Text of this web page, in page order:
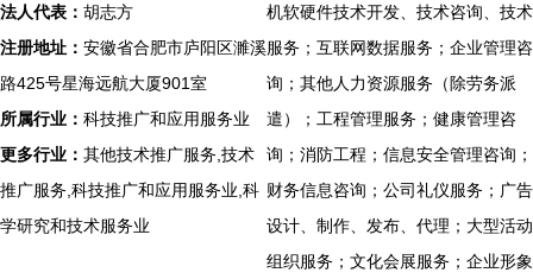
法人代表： 胡志方
注册地址： 安徽省合肥市庐阳区濉溪
路425号星海远航大厦901室
所属行业： 科技推广和应用服务业
更多行业： 其他技术推广服务,技术
推广服务,科技推广和应用服务业,科
学研究和技术服务业
机软硬件技术开发、技术咨询、技术
服务；互联网数据服务；企业管理咨
询；其他人力资源服务（除劳务派
遣）；工程管理服务；健康管理咨
询；消防工程；信息安全管理咨询；
财务信息咨询；公司礼仪服务；广告
设计、制作、发布、代理；大型活动
组织服务；文化会展服务；企业形象